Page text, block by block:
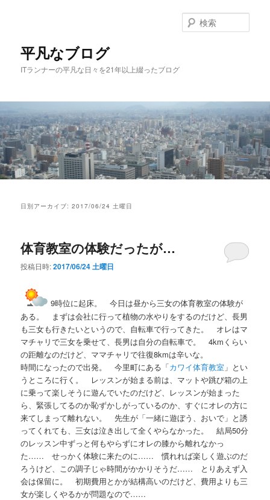
移
動
動
平凡なブログ
ITランナーの平凡な日々を21年以上綴ったブログ
索
日別アーカイブ:2017/06/24 土曜日
体育教室の体験だったが…
投稿日時:2017/06/24 土曜日
9時位に起床。 今日は昼から三女の体育教室の体験が
ある。 まずは会社に行って植物の水やりをするのだけど、長男
も三女も行きたいというので、自転車で行ってきた。 オレはマ
マチャリで三女を乗せて、長男は自分の自転車で。 4kmくらい
の距離なのだけど、ママチャリで往復8kmは辛いな。
時間になったので出発。 今里町にある「カワイ体育教室 」とい
うところに行く。 レッスンが始まる前は、マットや跳び箱の上
に乗って楽しそうに遊んでいたのだけど、レッスンが始まった
ら、緊張してるのか恥ずかしがっているのか、すぐにオレの方に
来てしまって離れない。 先生が「一緒に遊ぼう、おいで」と誘
ってくれても、三女は泣き出して全くやらなかった。 結局50分
のレッスン中ずっと何もやらずにオレの膝から離れなかっ
た…… せっかく体験に来たのに…… 慣れれば楽しく遊ぶのだ
ろうけど、この調子じゃ時間がかかりそうだ…… とりあえず入
会は保留に。 初期費用とかが結構高いのだけど、費用よりも三
女が楽しくやるかが問題なので……